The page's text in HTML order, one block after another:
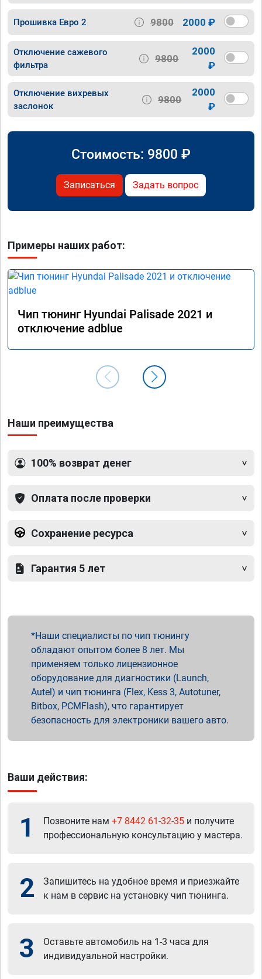
Прошивка Евро 2 9800 2000 ₽
Отключение сажевого
фильтра
9800
2000
₽
Отключение вихревых
заслонок
9800
2000
₽
Стоимость: 9800 ₽
Записаться Задать вопрос
Примеры наших работ:
Чип тюнинг Hyundai Palisade 2021 и
отключение adblue
Наши преимущества
100% возврат денег
Оплата после проверки
Сохранение ресурса
Гарантия 5 лет
Наши специалисты по чип тюнингу
обладают опытом более 8 лет. Мы
применяем только лицензионное
оборудование для диагностики (Launch,
Autel) и чип тюнинга (Flex, Kess 3, Autotuner,
Bitbox, PCMFlash), что гарантирует
безопасность для электроники вашего авто.
Ваши действия:
1 Позвоните нам +7 8442 61-32-35 и получите
профессиональную консультацию у мастера.
2
Запишитесь на удобное время и приезжайте
к нам в сервис на установку чип тюнинга.
3
Оставьте автомобиль на 1-3 часа для
индивидуальной настройки.